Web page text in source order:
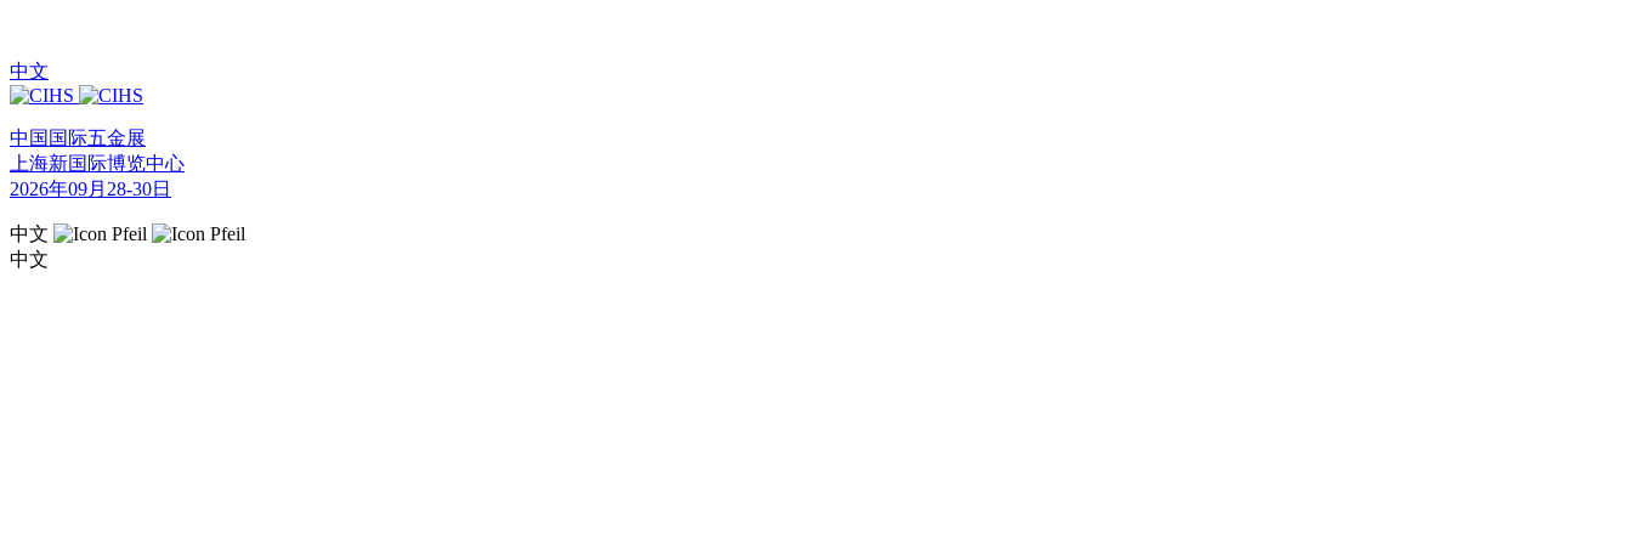
中文
中国国际五金展
上海新国际博览中心
2026年09月28-30日
中文
中文